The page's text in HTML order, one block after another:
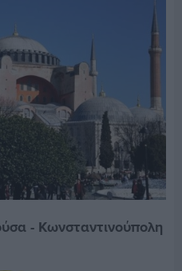
- Κωνσταντινούπολη